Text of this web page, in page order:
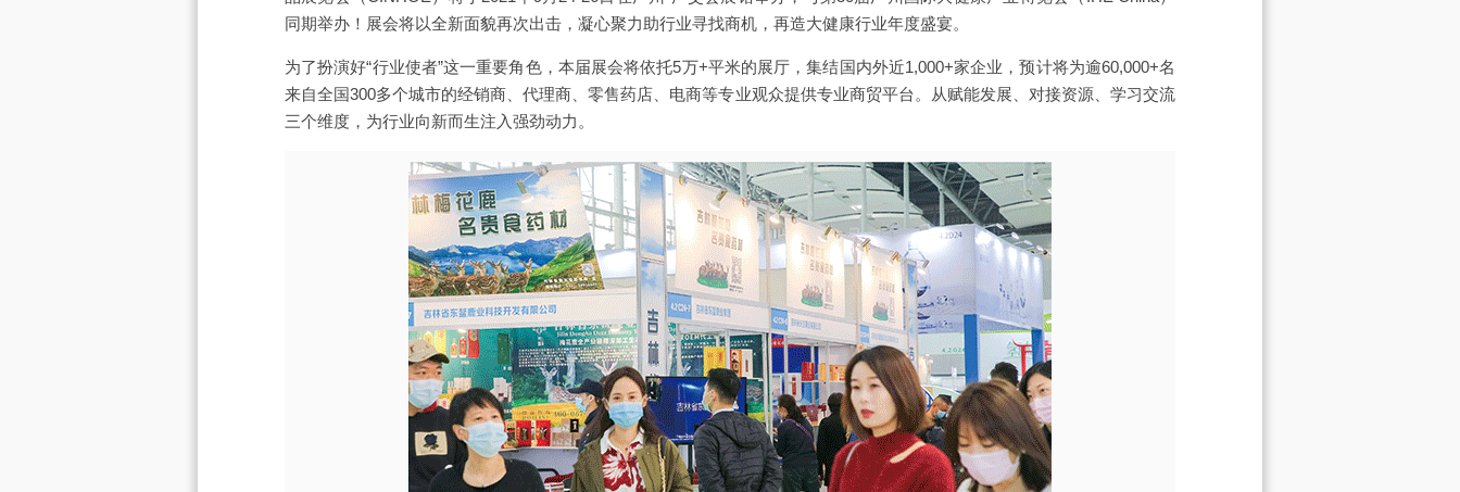
同期举办！展会将以全新面貌再次出击，凝心聚力助行业寻找商机，再造大健康行业年度盛宴。
为了扮演好“行业使者”这一重要角色，本届展会将依托5万+平米的展厅，集结国内外近1,000+家企业，预计将为逾60,000+名
来自全国300多个城市的经销商、代理商、零售药店、电商等专业观众提供专业商贸平台。从赋能发展、对接资源、学习交流
三个维度，为行业向新而生注入强劲动力。